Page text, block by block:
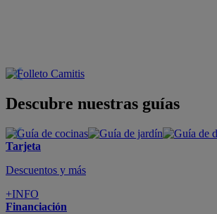
Descubre nuestras guías
Tarjeta
Descuentos y más
+INFO
Financiación